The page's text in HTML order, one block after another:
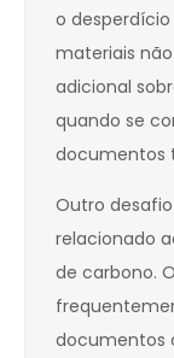
o desperdício
materiais
adicional
quando se
documentos
Outro
relacionado
de carbono.
documentos